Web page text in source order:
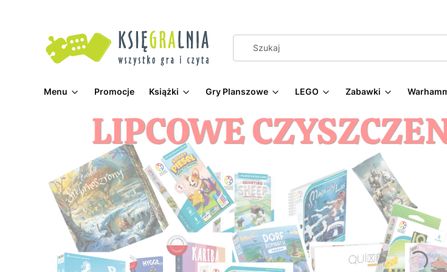
Menu Promocje Książki Gry Planszowe LEGO Zabawki